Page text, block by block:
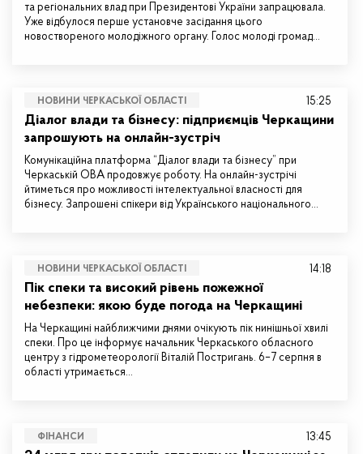
та регіональних влад при Президентові України запрацювала.
Уже відбулося перше установче засідання цього
новоствореного молодіжного органу. Голос молоді громад…
НОВИНИ ЧЕРКАСЬКОЇ ОБЛАСТІ
Діалог влади та бізнесу: підприємців Черкащини
запрошують на онлайн-зустріч
Комунікаційна платформа “Діалог влади та бізнесу” при
Черкаській ОВА продовжує роботу. На онлайн-зустрічі
йтиметься про можливості інтелектуальної власності для
бізнесу. Запрошені спікери від Українського національного…
15:25
НОВИНИ ЧЕРКАСЬКОЇ ОБЛАСТІ
Пік спеки та високий рівень пожежної
небезпеки: якою буде погода на Черкащині
На Черкащині найближчими днями очікують пік нинішньої хвилі
спеки. Про це інформує начальник Черкаського обласного
центру з гідрометеорології Віталій Постригань. 6–7 серпня в
області утримається…
14:18
ФІНАНСИ 13:45